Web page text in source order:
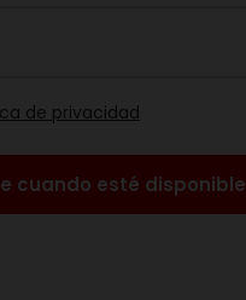
de privacidad
cuando esté disponible